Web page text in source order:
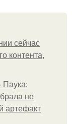
сейчас
контента,
Паука:
не
артефакт